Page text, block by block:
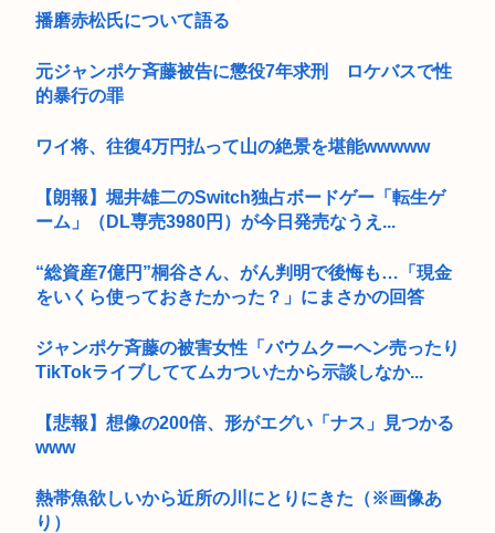
播磨赤松氏について語る
元ジャンポケ斉藤被告に懲役7年求刑 ロケバスで性
的暴行の罪
ワイ将、往復4万円払って山の絶景を堪能wwwww
【朗報】堀井雄二のSwitch独占ボードゲー「転生ゲ
ーム」（DL専売3980円）が今日発売なうえ...
“総資産7億円”桐谷さん、がん判明で後悔も…「現金
をいくら使っておきたかった？」にまさかの回答
ジャンポケ斉藤の被害女性「バウムクーヘン売ったり
TikTokライブしててムカついたから示談しなか...
【悲報】想像の200倍、形がエグい「ナス」見つかる
www
熱帯魚欲しいから近所の川にとりにきた（※画像あ
り）